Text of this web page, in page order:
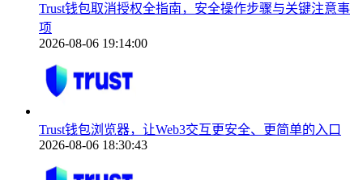
Trust钱包取消授权全指南，安全操作步骤与关键注意事
项
2026-08-06 19:14:00
Trust钱包浏览器，让Web3交互更安全、更简单的入口
2026-08-06 18:30:43